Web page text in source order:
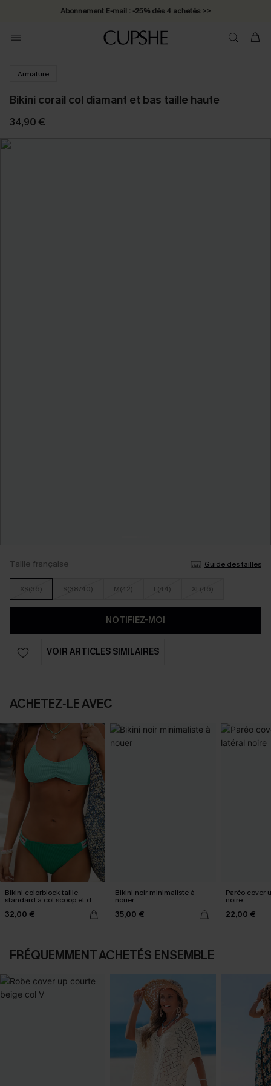
Abonnement E-mail : -25% dès 4 achetés >>
Armature
Bikini corail col diamant et bas taille haute
34,90 €
Taille française Guide des tailles
XS(36) S(38/40) M(42) L(44) XL(46)
NOTIFIEZ-MOI
VOIR ARTICLES SIMILAIRES
ACHETEZ‑LE AVEC
Bikini colorblock taille
standard à col scoop et dos
32,00 €
Bikini noir minimaliste à
nouer
35,00 €
Paréo cover
noire
22,00 €
FRÉQUEMMENT ACHETÉS ENSEMBLE